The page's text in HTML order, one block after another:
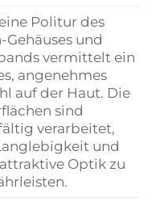
Politur des
Gehäuses und
vermittelt ein
angenehmes
auf der Haut. Die
sind
verarbeitet,
und
Optik zu